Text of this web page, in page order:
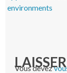
environments
Vous devez